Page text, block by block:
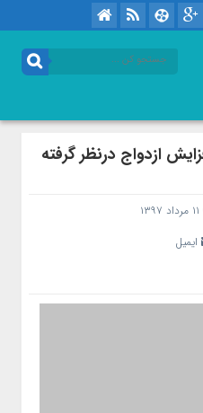
ازدواج درنظر گرفته
ایمیل